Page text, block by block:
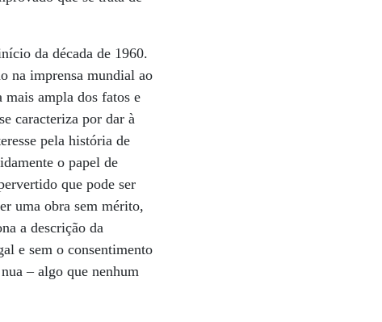
da década de 1960.
na imprensa mundial ao
mais ampla dos fatos e
caracteriza por dar à
pela história de
o papel de
que pode ser
uma obra sem mérito,
a descrição da
e sem o consentimento
– algo que nenhum